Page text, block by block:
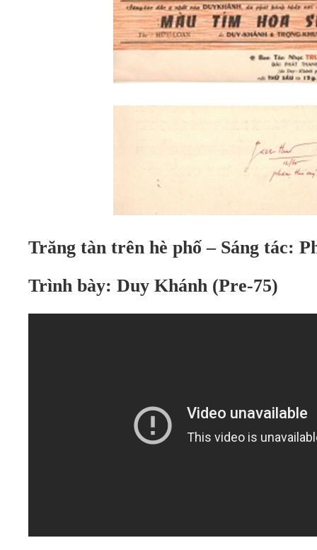
Trăng tàn trên hè phố – Sáng tác:
Trình bày: Duy Khánh (Pre-75)